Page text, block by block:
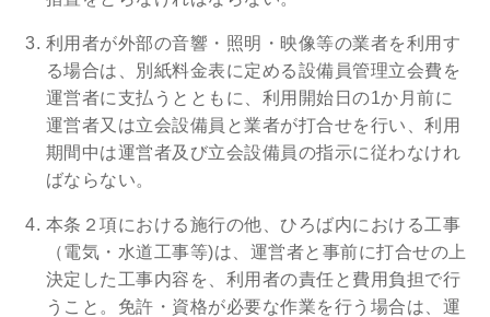
利用者が外部の音響・照明・映像等の業者を利用す
る場合は、別紙料金表に定める設備員管理立会費を
運営者に支払うとともに、利用開始日の1か月前に
運営者又は立会設備員と業者が打合せを行い、利用
期間中は運営者及び立会設備員の指示に従わなけれ
ばならない。
本条２項における施行の他、ひろば内における工事
（電気・水道工事等)は、運営者と事前に打合せの上
決定した工事内容を、利用者の責任と費用負担で行
うこと。免許・資格が必要な作業を行う場合は、運